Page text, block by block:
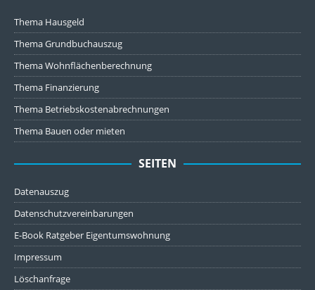
Thema Hausgeld
Thema Grundbuchauszug
Thema Wohnflächenberechnung
Thema Finanzierung
Thema Betriebskostenabrechnungen
Thema Bauen oder mieten
SEITEN
Datenauszug
Datenschutzvereinbarungen
E-Book Ratgeber Eigentumswohnung
Impressum
Löschanfrage